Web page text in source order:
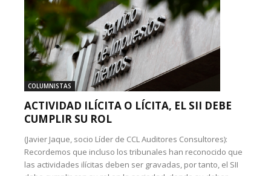
COLUMNISTAS
ACTIVIDAD ILÍCITA O LÍCITA, EL SII DEBE
CUMPLIR SU ROL
(Javier Jaque, socio Líder de CCL Auditores Consultores):
Recordemos que incluso los tribunales han reconocido que
las actividades ilícitas deben ser gravadas, por tanto, el SII